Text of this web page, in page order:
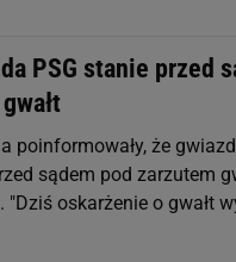
PSG stanie przed
poinformowały, że
sądem pod zarzutem
"Dziś oskarżenie o gwałt